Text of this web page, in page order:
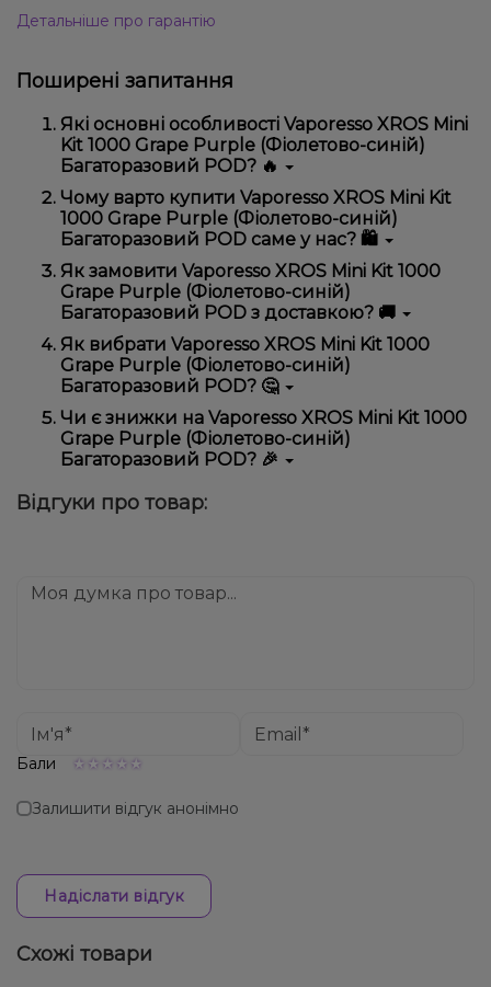
Детальніше про гарантію
Поширені запитання
Які основні особливості Vaporesso XROS Mini
Kit 1000 Grape Purple (Фіолетово-синій)
Багаторазовий POD? 🔥
Vaporesso XROS Mini Kit 1000 Grape Purple
(Фіолетово-синій) Багаторазовий POD відрізняється
високою якістю, зручністю використання та
надійністю.
Чому варто купити Vaporesso XROS Mini Kit
1000 Grape Purple (Фіолетово-синій)
Багаторазовий POD саме у нас? 🛍️
Ми пропонуємо тільки оригінальну продукцію,
широкий асортимент, вигідні ціни та швидку
доставку. Крім того, у нас регулярні акції та знижки
для клієнтів!
Як замовити Vaporesso XROS Mini Kit 1000
Grape Purple (Фіолетово-синій)
Багаторазовий POD з доставкою? 🚚
Оформити замовлення можна в кілька кліків:
Додайте Vaporesso XROS Mini Kit 1000 Grape
Purple (Фіолетово-синій) Багаторазовий POD
Перейдіть до оформлення замовлення.
Виберіть зручний спосіб оплати та доставки.
надішлемо його вам!
Доставка доступна по всій Україні, терміни
Як вибрати Vaporesso XROS Mini Kit 1000
Grape Purple (Фіолетово-синій)
Багаторазовий POD? 🤔
Вибір залежить від ваших уподобань – наприклад,
якщо це кальян, враховуйте розмір, матеріал та тип
чаші, якщо вейп – потужність та смак. Наші
менеджери допоможуть підібрати ідеальний
Чи є знижки на Vaporesso XROS Mini Kit 1000
Grape Purple (Фіолетово-синій)
Багаторазовий POD? 🎉
спеціальні пропозиції. Слідкуйте за оновленнями на
Відгуки про товар:
Бали
Залишити відгук анонімно
Надіслати відгук
Схожі товари